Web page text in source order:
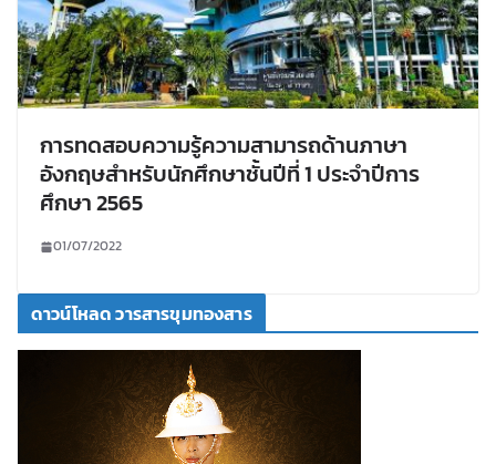
การทดสอบความรู้ความสามารถด้านภาษา
อังกฤษสำหรับนักศึกษาชั้นปีที่ 1 ประจำปีการ
ศึกษา 2565
01/07/2022
ดาวน์โหลด วารสารขุมทองสาร